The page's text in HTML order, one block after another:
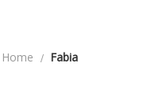
Home Fabia